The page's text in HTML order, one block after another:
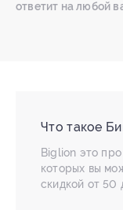
ответит на любой
Что такое
Biglion это
которых вы
скидкой от 50